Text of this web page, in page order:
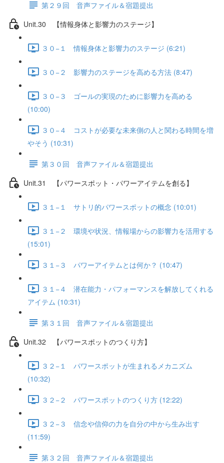
第２９回 音声ファイル＆宿題提出
Unit.30 【情報身体と影響力のステージ】
３０−１ 情報身体と影響力のステージ (6:21)
３０−２ 影響力のステージを高める方法 (8:47)
３０−３ ゴールの実現のために影響力を高める
(10:00)
３０−４ コストが必要な未来側の人と関わる時間を増
やそう (10:31)
第３０回 音声ファイル＆宿題提出
Unit.31 【パワースポット・パワーアイテムを創る】
３１−１ サトリ的パワースポットの概念 (10:01)
３１−２ 環境や状況、情報場からの影響力を活用する
(15:01)
３１−３ パワーアイテムとは何か？ (10:47)
３１−４ 潜在能力・パフォーマンスを解放してくれる
アイテム (10:31)
第３１回 音声ファイル＆宿題提出
Unit.32 【パワースポットのつくり方】
３２−１ パワースポットが生まれるメカニズム
(10:32)
３２−２ パワースポットのつくり方 (12:22)
３２−３ 信念や信仰の力を自分の中から生み出す
(11:59)
第３２回 音声ファイル＆宿題提出